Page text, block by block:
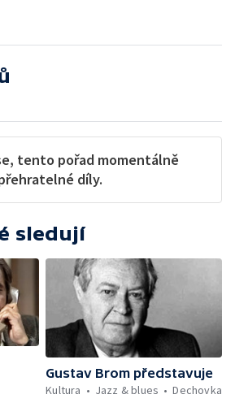
tento pořad momentálně
díly.
sledují
Gustav Brom představuje
Kultura
Jazz & blues Dechovka